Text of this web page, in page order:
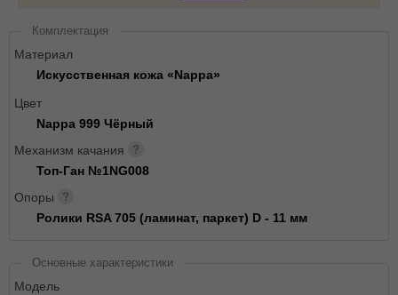
Комплектация
Материал
Искусственная кожа «Nappa»
Цвет
Nappa 999 Чёрный
Механизм качания
Топ-Ган №1NG008
Опоры
Ролики RSA 705 (ламинат, паркет) D - 11 мм
Основные характеристики
Модель